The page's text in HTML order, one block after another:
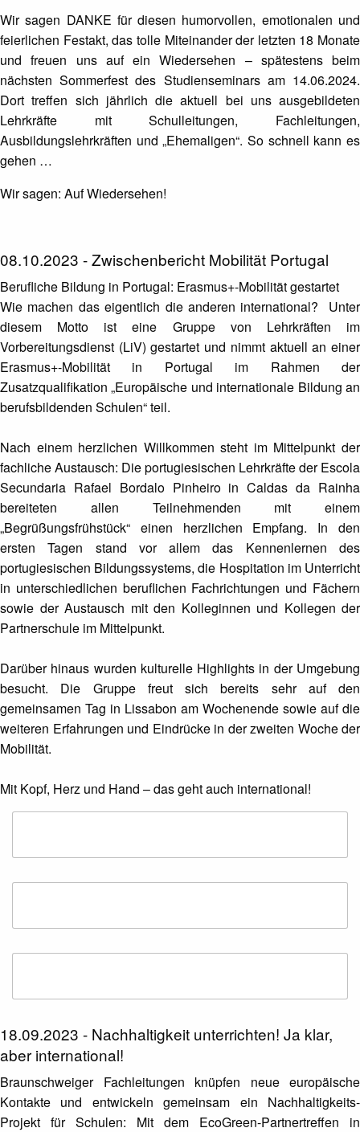
Wir sagen DANKE für diesen humorvollen, emotionalen und
feierlichen Festakt, das tolle Miteinander der letzten 18 Monate
und freuen uns auf ein Wiedersehen – spätestens beim
nächsten Sommerfest des Studienseminars am 14.06.2024.
Dort treffen sich jährlich die aktuell bei uns ausgebildeten
Lehrkräfte mit Schulleitungen, Fachleitungen,
Ausbildungslehrkräften und „Ehemaligen“. So schnell kann es
gehen …
Wir sagen: Auf Wiedersehen!
08.10.2023 - Zwischenbericht Mobilität Portugal
Berufliche Bildung in Portugal: Erasmus+-Mobilität gestartet
Wie machen das eigentlich die anderen international? Unter
diesem Motto ist eine Gruppe von Lehrkräften im
Vorbereitungsdienst (LiV) gestartet und nimmt aktuell an einer
Erasmus+-Mobilität in Portugal im Rahmen der
Zusatzqualifikation „Europäische und internationale Bildung an
berufsbildenden Schulen“ teil.
Nach einem herzlichen Willkommen steht im Mittelpunkt der
fachliche Austausch: Die portugiesischen Lehrkräfte der Escola
Secundaria Rafael Bordalo Pinheiro in Caldas da Rainha
bereiteten allen Teilnehmenden mit einem
„Begrüßungsfrühstück“ einen herzlichen Empfang. In den
ersten Tagen stand vor allem das Kennenlernen des
portugiesischen Bildungssystems, die Hospitation im Unterricht
in unterschiedlichen beruflichen Fachrichtungen und Fächern
sowie der Austausch mit den Kolleginnen und Kollegen der
Partnerschule im Mittelpunkt.
Darüber hinaus wurden kulturelle Highlights in der Umgebung
besucht. Die Gruppe freut sich bereits sehr auf den
gemeinsamen Tag in Lissabon am Wochenende sowie auf die
weiteren Erfahrungen und Eindrücke in der zweiten Woche der
Mobilität.
Mit Kopf, Herz und Hand – das geht auch international!
18.09.2023 - Nachhaltigkeit unterrichten! Ja klar,
aber international!
Braunschweiger Fachleitungen knüpfen neue europäische
Kontakte und entwickeln gemeinsam ein Nachhaltigkeits-
Projekt für Schulen: Mit dem EcoGreen-Partnertreffen in